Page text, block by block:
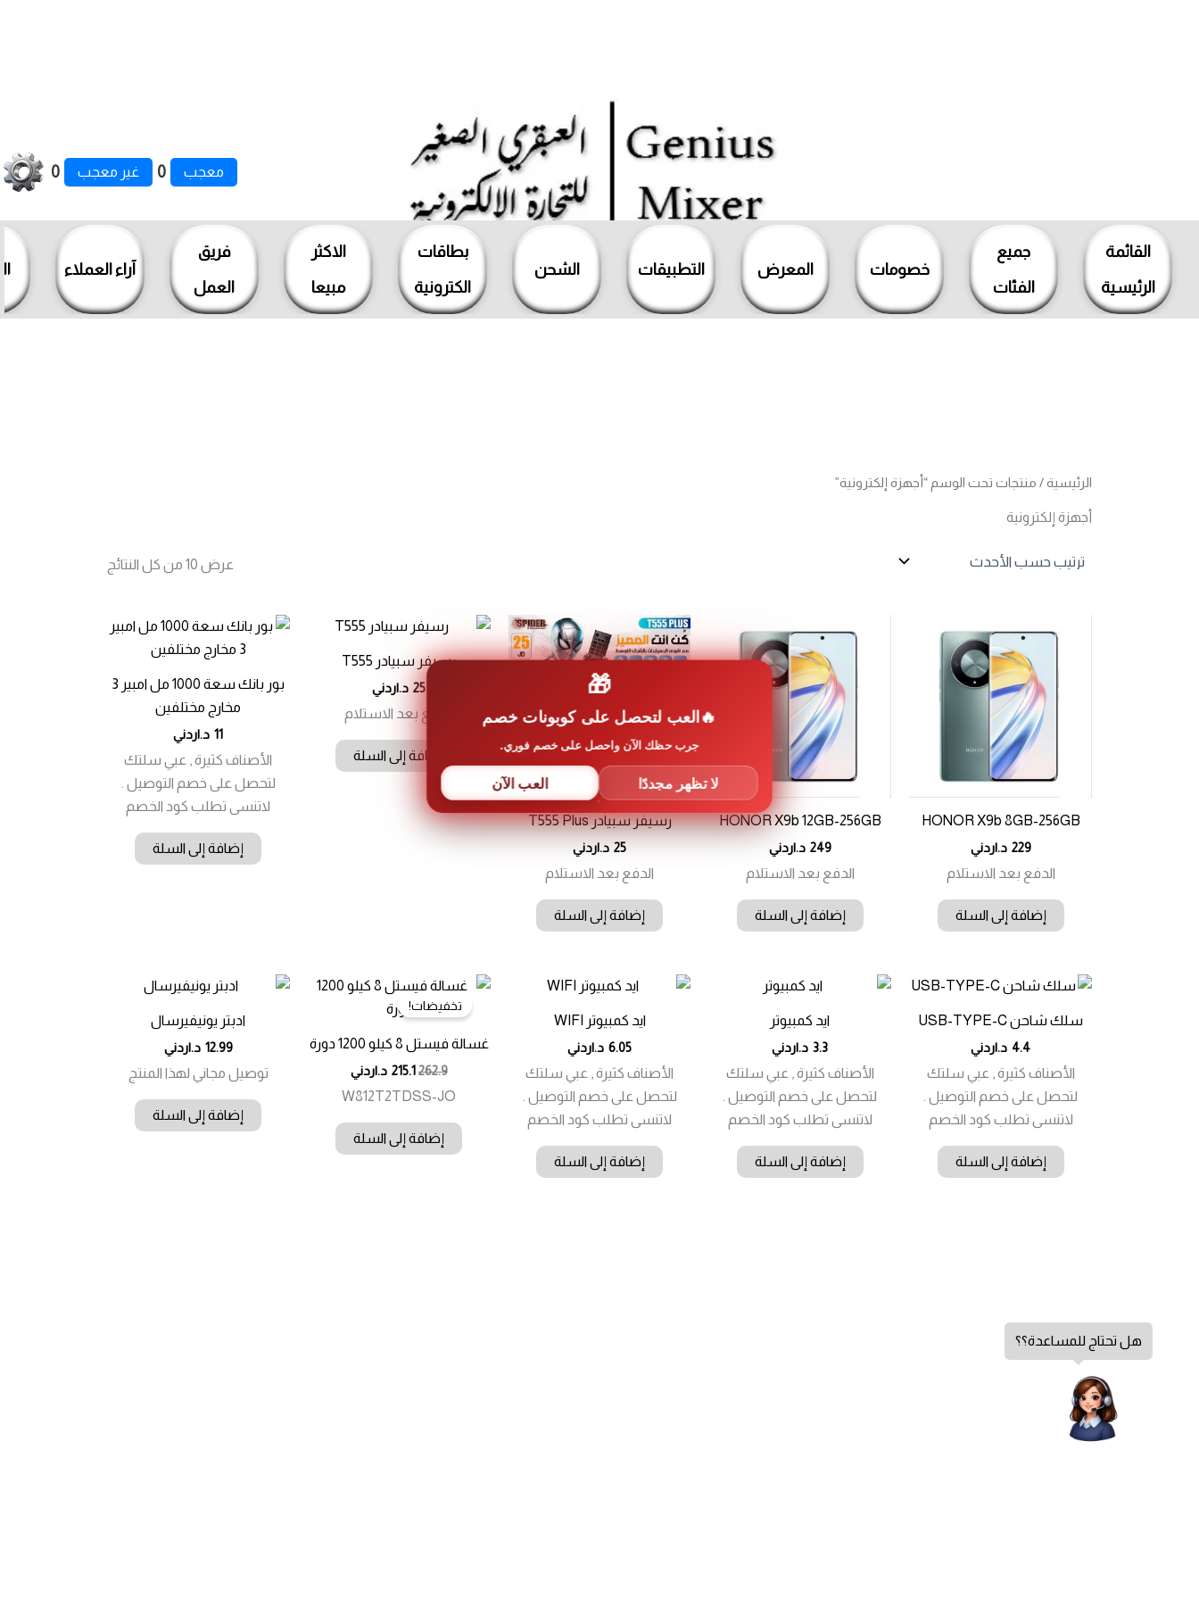
القائمة
الرئيسية
جميع
الفئات
خصومات المعرض التطبيقات الشحن
بطاقات
الكترونية
الاكثر
مبيعا
فريق
العمل
آراء العملاء
معجب 0 غير معجب 0
المحتوى
الرئيسية/ منتجات تحت الوسم “أجهزة إلكترونية”
أجهزة إلكترونية
عرض ⁦10⁩ من كل النتائج
HONOR X9b 8GB-256GB
229 د.اردني
الدفع بعد الاستلام
إضافة إلى السلة
HONOR X9b 12GB-256GB
249 د.اردني
الدفع بعد الاستلام
إضافة إلى السلة
رسيفر سبيادر T555 Plus
25 د.اردني
الدفع بعد الاستلام
إضافة إلى السلة
رسيفر سبيادر T555
25 د.اردني
الدفع بعد الاستلام
إضافة إلى السلة
بور بانك سعة 1000 مل امبير 3
مخارج مختلفين
11 د.اردني
الأصناف كثيرة , عبي سلتك
لتحصل على خصم التوصيل .
لاتنسى تطلب كود الخصم
إضافة إلى السلة
سلك شاحن USB-TYPE-C
4.4 د.اردني
الأصناف كثيرة , عبي سلتك
لتحصل على خصم التوصيل .
لاتنسى تطلب كود الخصم
إضافة إلى السلة
ايد كمبيوتر
3.3 د.اردني
الأصناف كثيرة , عبي سلتك
لتحصل على خصم التوصيل .
لاتنسى تطلب كود الخصم
إضافة إلى السلة
ايد كمبيوتر WIFI
6.05 د.اردني
الأصناف كثيرة , عبي سلتك
لتحصل على خصم التوصيل .
لاتنسى تطلب كود الخصم
إضافة إلى السلة
تخفيضات!
غسالة فيستل 8 كيلو 1200 دورة
262.9
215.1 د.اردني
W812T2TDSS-JO
إضافة إلى السلة
ادبتر يونيفيرسال
12.99 د.اردني
توصيل مجاني لهذا المنتج
إضافة إلى السلة
هل تحتاج للمساعدة؟؟
🎁
العب لتحصل على كوبونات خصم
جرب حظك الآن واحصل على خصم فوري.
لا تظهر مجددًا العب الآن